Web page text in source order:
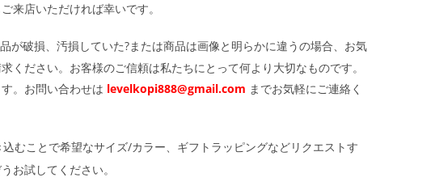
来店いただければ幸いです。
が破損、汚損していた?または商品は画像と明らかに違うの場合、お気
ください。お客様のご信頼は私たちにとって何より大切なものです。
。お問い合わせは levelkopi888@gmail.com までお気軽にご連絡く
むことで希望なサイズ/カラー、ギフトラッピングなどリクエストす
お試してください。